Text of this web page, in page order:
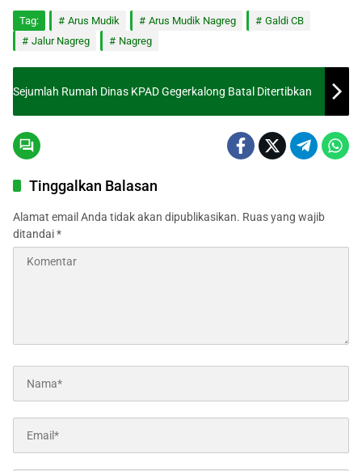
Tag: Arus Mudik Arus Mudik Nagreg
Galdi CB
Jalur Nagreg
Nagreg
Sejumlah Rumah Dinas KPAD Gegerkalong Batal Ditertibkan
Tinggalkan Balasan
Alamat email Anda tidak akan dipublikasikan. Ruas yang wajib
ditandai*